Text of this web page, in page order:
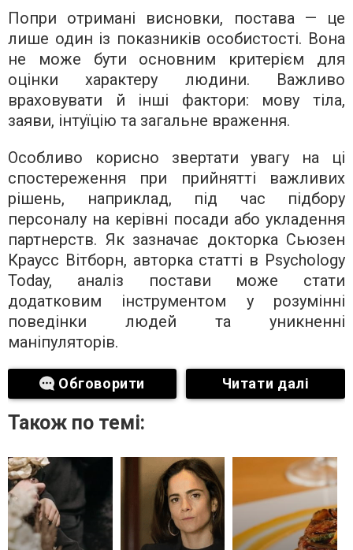
Попри отримані висновки, постава — це
лише один із показників особистості. Вона
не може бути основним критерієм для
оцінки характеру людини. Важливо
враховувати й інші фактори: мову тіла,
заяви, інтуїцію та загальне враження.
Особливо корисно звертати увагу на ці
спостереження при прийнятті важливих
рішень, наприклад, під час підбору
персоналу на керівні посади або укладення
партнерств. Як зазначає докторка Сьюзен
Краусс Вітборн, авторка статті в Psychology
Today, аналіз постави може стати
додатковим інструментом у розумінні
поведінки людей та уникненні
маніпуляторів.
Обговорити Читати далі
Також по темі: